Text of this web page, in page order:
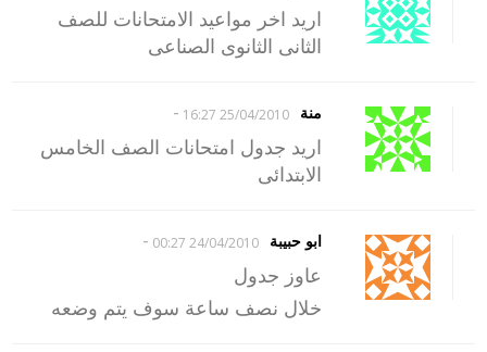
اريد اخر مواعيد الامتحانات للصف
الثانى الثانوى الصناعى
منة 25/04/2010 16:27
-
اريد جدول امتحانات الصف الخامس
الابتدائى
ابو حبيبة 24/04/2010 00:27
-
عاوز جدول
خلال نصف ساعة سوف يتم وضعه